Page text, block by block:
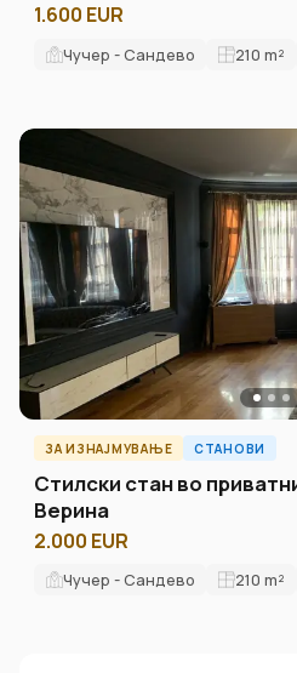
1.600 EUR
Чучер - Сандево 210 m²
ЗА ИЗНАЈМУВАЊЕ СТАНОВИ
Стилски стан во
Верина
2.000 EUR
Чучер - Сандево 210 m²